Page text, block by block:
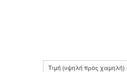
Τιμή (υψηλή προς χαμηλή)